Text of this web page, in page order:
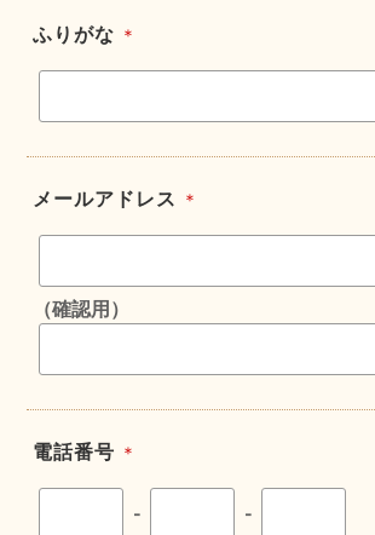
ふりがな ＊
メールアドレス ＊
（確認用）
電話番号 ＊
- -